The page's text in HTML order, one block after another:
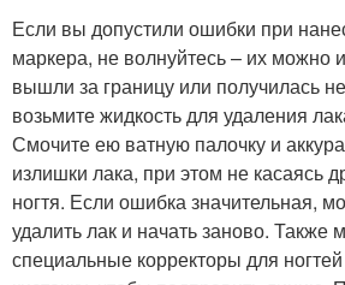
Если вы допустили ошибки при
маркера, не волнуйтесь – их можно
вышли за границу или получилась
возьмите жидкость для удаления
Смочите ею ватную палочку и
излишки лака, при этом не касаясь
ногтя. Если ошибка значительная,
удалить лак и начать заново. Также
специальные корректоры для